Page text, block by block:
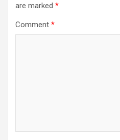
are marked *
Comment *